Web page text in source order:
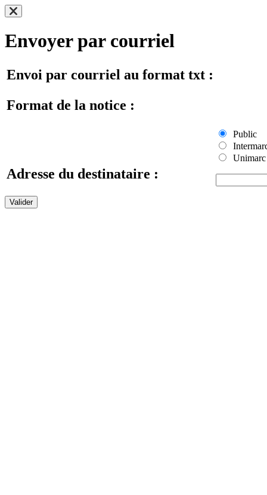
Envoyer par courriel
Envoi par courriel au format txt :
Format de la notice :
Public
Unimarc
Adresse du destinataire :